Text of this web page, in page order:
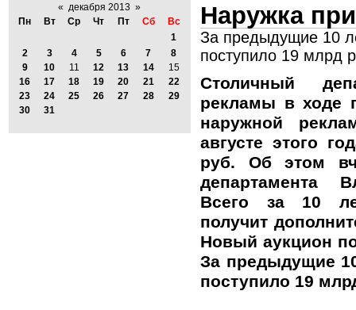
« декабря 2013 »
Пн
Вт Ср Чт Пт Сб
Вс
1
2
3 4 5 6 7
8
9
10 11 12 13 14
15
16
17 18 19 20 21
22
23
24 25 26 27 28
29
30
31
Наружка
За предыдущие 10
поступило 19 млрд
Столичный
рекламы в ходе
наружной
августе этого
руб. Об этом
департамента
Всего за 10
получит
Новый аукцион
За предыдущие
поступило 19